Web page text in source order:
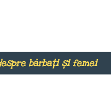
bărbați și femei